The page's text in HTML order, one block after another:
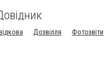
Дозвілля Фотозвіти